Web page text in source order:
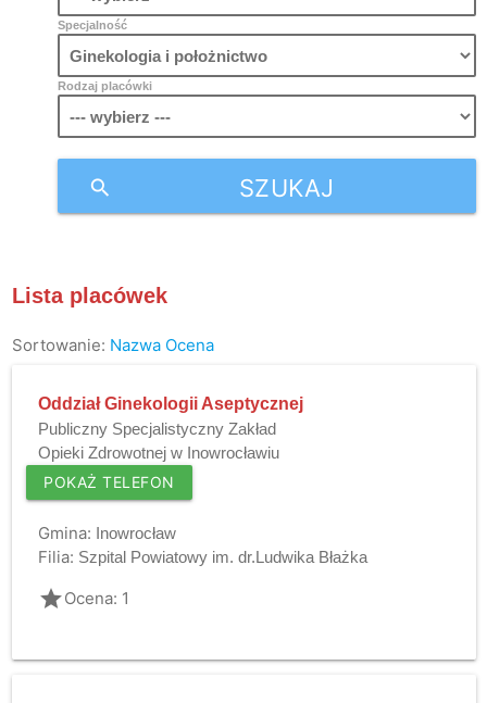
Specjalność
Rodzaj placówki
SZUKAJ
search
Lista placówek
Sortowanie: Nazwa Ocena
Oddział Ginekologii Aseptycznej
Publiczny Specjalistyczny Zakład
Opieki Zdrowotnej w Inowrocławiu
POKAŻ TELEFON
Gmina: Inowrocław
Filia: Szpital Powiatowy im. dr.Ludwika Błażka
gradeOcena: 1